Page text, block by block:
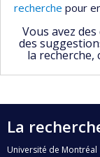
recherche pour
Vous avez
des
la recherche,
La
Université de Montréal